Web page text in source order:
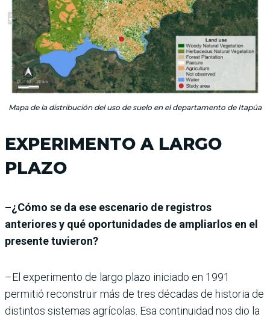
Mapa de la distribución del uso de suelo en el departamento de Itapúa
EXPERIMENTO A LARGO
PLAZO
–¿Cómo se da ese escenario de registros
anteriores y qué oportunidades de ampliarlos en el
presente tuvieron?
–El experimento de largo plazo iniciado en 1991
permitió reconstruir más de tres décadas de historia de
distintos sistemas agrícolas. Esa continuidad nos dio la